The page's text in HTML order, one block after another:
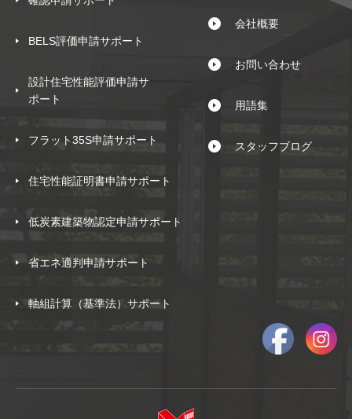
BELS評価申請サポート
設計住宅性能評価申請サ
ポート
フラット35S申請サポート
住宅性能証明書申請サポート
低炭素建築物認定申請サポート
省エネ適判申請サポート
軸組計算（基準法）サポート
会社概要
お問い合わせ
用語集
スタッフブログ